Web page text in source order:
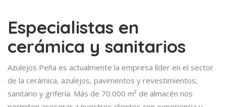
Especialistas en
cerámica y sanitarios
Azulejos Peña es actualmente la empresa líder en el sector
de la cerámica, azulejos, pavimentos y revestimientos,
sanitario y grifería. Más de 70.000 m² de almacén nos